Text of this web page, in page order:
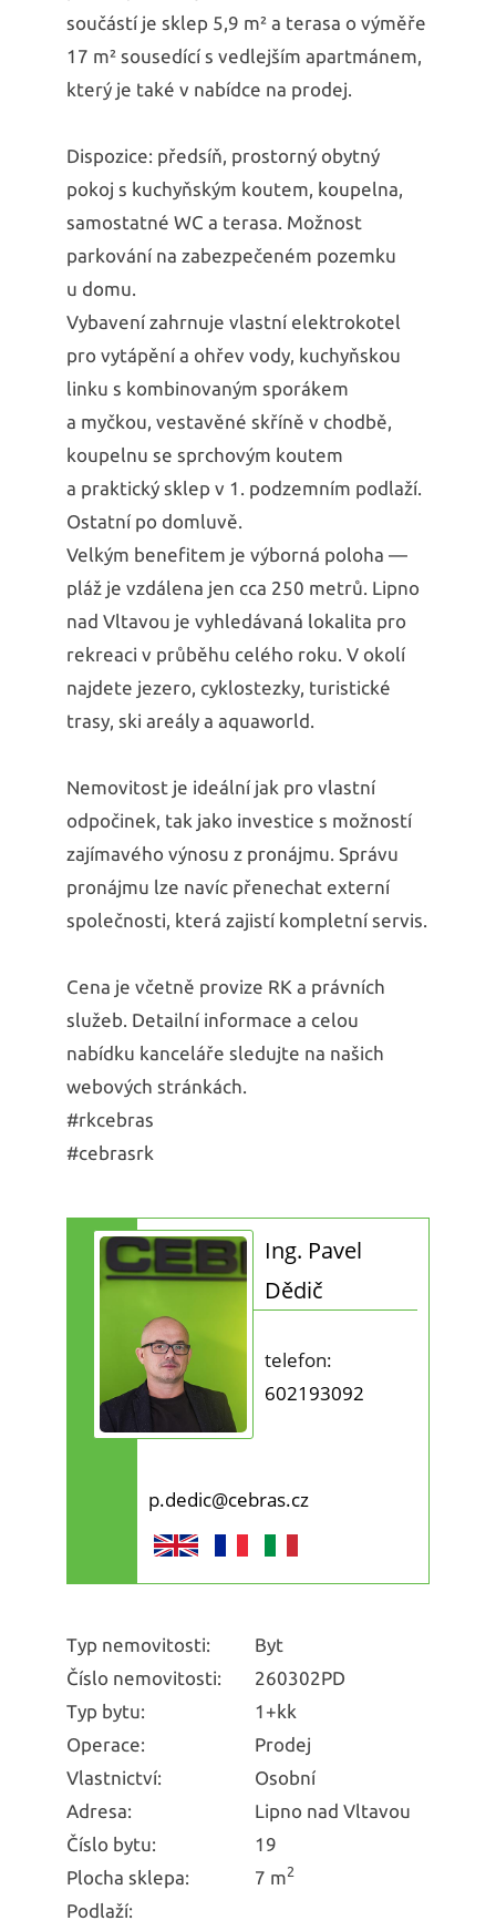
součástí je sklep 5,9 m² a terasa o výměře
17 m² sousedící s vedlejším apartmánem,
který je také v nabídce na prodej.
Dispozice: předsíň, prostorný obytný
pokoj s kuchyňským koutem, koupelna,
samostatné WC a terasa. Možnost
parkování na zabezpečeném pozemku
u domu.
Vybavení zahrnuje vlastní elektrokotel
pro vytápění a ohřev vody, kuchyňskou
linku s kombinovaným sporákem
a myčkou, vestavěné skříně v chodbě,
koupelnu se sprchovým koutem
a praktický sklep v 1. podzemním podlaží.
Ostatní po domluvě.
Velkým benefitem je výborná poloha —
pláž je vzdálena jen cca 250 metrů. Lipno
nad Vltavou je vyhledávaná lokalita pro
rekreaci v průběhu celého roku. V okolí
najdete jezero, cyklostezky, turistické
trasy, ski areály a aquaworld.
Nemovitost je ideální jak pro vlastní
odpočinek, tak jako investice s možností
zajímavého výnosu z pronájmu. Správu
pronájmu lze navíc přenechat externí
společnosti, která zajistí kompletní servis.
Cena je včetně provize RK a právních
služeb. Detailní informace a celou
nabídku kanceláře sledujte na našich
webových stránkách.
#rkcebras
#cebrasrk
Ing. Pavel
Dědič
telefon:
602193092
p.dedic@cebras.cz
Typ nemovitosti:
Byt
Číslo nemovitosti:
260302PD
Typ bytu:
1+kk
Operace:
Prodej
Vlastnictví:
Osobní
Adresa:
Lipno nad Vltavou
Číslo bytu:
19
Plocha sklepa:
7 m2
Podlaží: